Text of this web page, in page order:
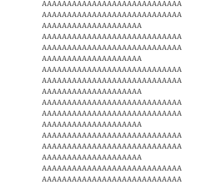
AAAAAAAAAAAAAAAAAAAAAAAAAAAA
AAAAAAAAAAAAAAAAAAAAAAAAAAAA
AAAAAAAAAAAAAAAAAAAA
AAAAAAAAAAAAAAAAAAAAAAAAAAAA
AAAAAAAAAAAAAAAAAAAAAAAAAAAA
AAAAAAAAAAAAAAAAAAAA
AAAAAAAAAAAAAAAAAAAAAAAAAAAA
AAAAAAAAAAAAAAAAAAAAAAAAAAAA
AAAAAAAAAAAAAAAAAAAA
AAAAAAAAAAAAAAAAAAAAAAAAAAAA
AAAAAAAAAAAAAAAAAAAAAAAAAAAA
AAAAAAAAAAAAAAAAAAAA
AAAAAAAAAAAAAAAAAAAAAAAAAAAA
AAAAAAAAAAAAAAAAAAAAAAAAAAAA
AAAAAAAAAAAAAAAAAAAA
AAAAAAAAAAAAAAAAAAAAAAAAAAAA
AAAAAAAAAAAAAAAAAAAAAAAAAAAA